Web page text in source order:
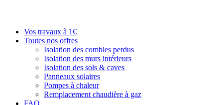
Vos travaux à 1€
Toutes nos offres
Isolation des combles perdus
Isolation des murs intérieurs
Isolation des sols & caves
Panneaux solaires
Pompes à chaleur
Remplacement chaudière à gaz
FAQ